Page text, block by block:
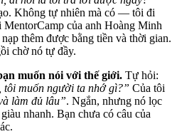
Không tự nhiên mà có — tôi đi
của anh Hoàng Minh
thêm được bằng tiền và thời gian.
chờ nó tự đầy.
muốn nói với thế giới. Tự hỏi:
tôi muốn người ta nhớ gì?” Của tôi
làm đủ lâu”. Ngắn, nhưng nó lọc
nhanh. Bạn chưa có câu của